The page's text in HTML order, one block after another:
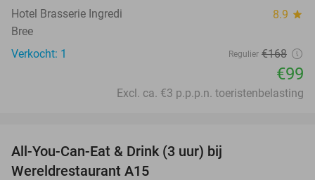
Hotel Brasserie Ingredi 8.9 star
Bree
Verkocht: 1
Regulier €168
€99
Excl. ca. €3 p.p.p.n. toeristenbelasting
All-You-Can-Eat & Drink (3 uur) bij
Wereldrestaurant A15